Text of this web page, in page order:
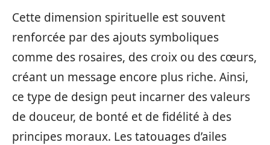
Cette dimension spirituelle est souvent
renforcée par des ajouts symboliques
comme des rosaires, des croix ou des cœurs,
créant un message encore plus riche. Ainsi,
ce type de design peut incarner des valeurs
de douceur, de bonté et de fidélité à des
principes moraux. Les tatouages d’ailes